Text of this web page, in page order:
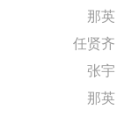
那英
任贤齐
张宇
那英